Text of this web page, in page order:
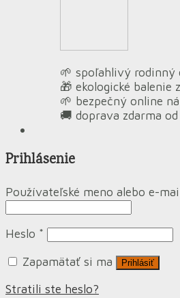
🌱 spoľahlivý rodinný
🎁 ekologické balenie
🌱 bezpečný online
🚚 doprava zdarma
Prihlásenie
Používateľské meno alebo e-
Heslo *
Zapamätať si ma
Prihlásiť
Stratili ste heslo?